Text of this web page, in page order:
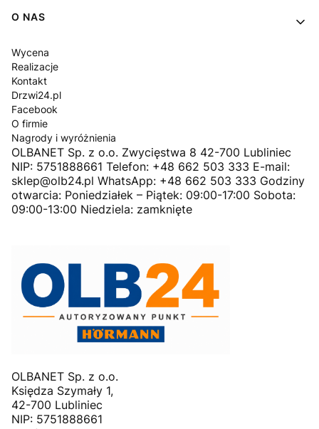
O NAS
Wycena
Realizacje
Kontakt
Drzwi24.pl
Facebook
O firmie
Nagrody i wyróżnienia
OLBANET Sp. z o.o. Zwycięstwa 8 42-700 Lubliniec
NIP: 5751888661 Telefon: +48 662 503 333 E-mail:
sklep@olb24.pl WhatsApp: +48 662 503 333 Godziny
otwarcia: Poniedziałek – Piątek: 09:00-17:00 Sobota:
09:00-13:00 Niedziela: zamknięte
OLBANET Sp. z o.o.
Księdza Szymały 1,
42-700 Lubliniec
NIP: 5751888661